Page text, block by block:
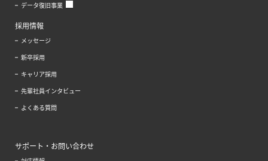
データ復旧事業
採用情報
メッセージ
新卒採用
キャリア採用
先輩社員インタビュー
よくある質問
サポート・お問い合わせ